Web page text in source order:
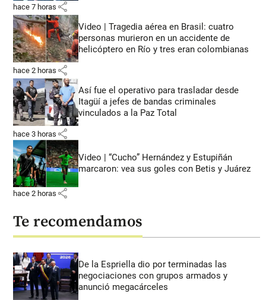
hace 7 horas share
Video | Tragedia aérea en Brasil: cuatro
personas murieron en un accidente de
helicóptero en Río y tres eran colombianas
hace 2 horas share
Así fue el operativo para trasladar desde
Itagüí a jefes de bandas criminales
vinculados a la Paz Total
hace 3 horas share
Video | “Cucho” Hernández y Estupiñán
marcaron: vea sus goles con Betis y Juárez
hace 2 horas share
Te recomendamos
De la Espriella dio por terminadas las
negociaciones con grupos armados y
anunció megacárceles